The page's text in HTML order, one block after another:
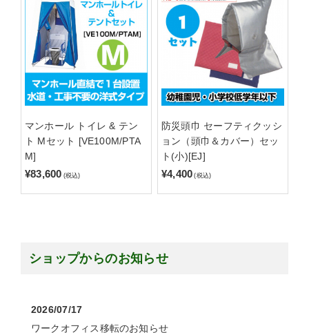
マンホール トイレ & テン
ト Mセット [VE100M/PTA
M]
¥83,600 (税込)
防災頭巾 セーフティクッシ
ョン（頭巾＆カバー）セッ
ト(小)[EJ]
¥4,400 (税込)
ショップからのお知らせ
2026/07/17
ワークオフィス移転のお知らせ